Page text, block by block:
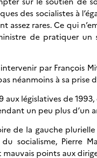
des socialistes à
rares. Ce qui
de pratiquer un
par François
néanmoins à sa prise
législatives de
un peu plus d’un
de la gauche
socialisme, Pierre
points aux